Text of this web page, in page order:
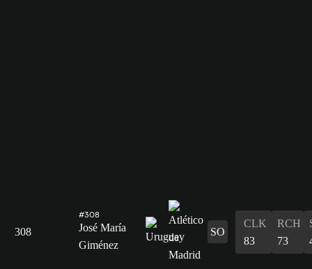
308
#308
José María
Giménez
SO
CLK
83
RCH
73